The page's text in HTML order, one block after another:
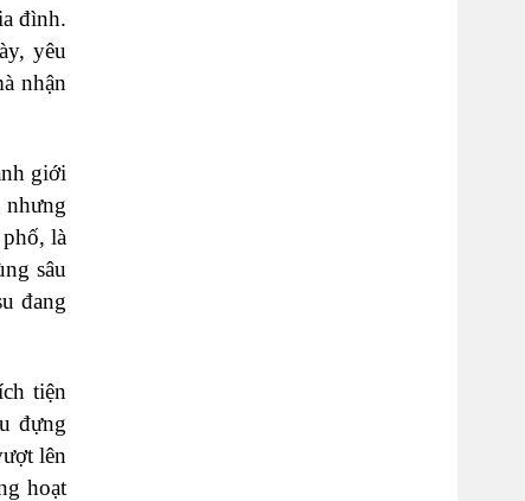
đình.
yêu
nhận
giới
nhưng
là
sâu
đang
tiện
đựng
lên
hoạt